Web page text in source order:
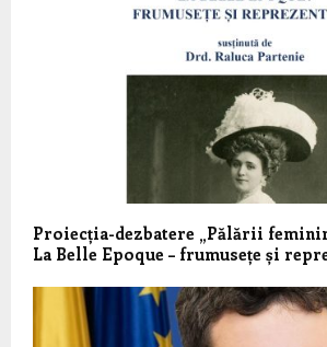
Proiecția-dezbatere „Pălării
La Belle Epoque – frumusețe și